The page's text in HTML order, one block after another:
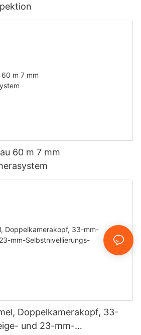
60 m 7 mm
Doppelkamerakopf, 33-
und 23-mm-